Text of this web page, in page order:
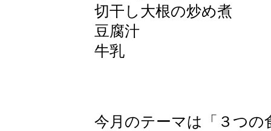
切干し大根の炒め煮
豆腐汁
牛乳
今月のテーマは「３つ